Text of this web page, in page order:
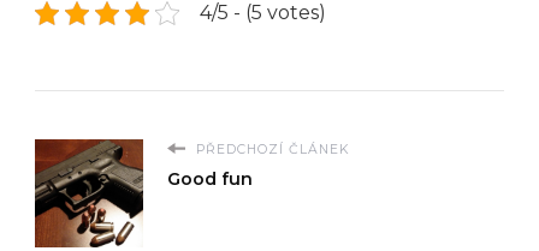
4/5 - (5 votes)
PŘEDCHOZÍ ČLÁNEK
Good fun